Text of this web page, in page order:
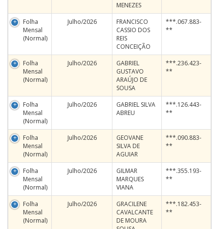
MENEZES
Folha
Mensal
(Normal)
Julho/2026
FRANCISCO
CASSIO DOS
REIS
CONCEIÇÃO
***.067.883-
**
Folha
Mensal
(Normal)
Julho/2026
GABRIEL
GUSTAVO
ARAÚJO DE
SOUSA
***.236.423-
**
Folha
Mensal
(Normal)
Julho/2026
GABRIEL SILVA
ABREU
***.126.443-
**
Folha
Mensal
(Normal)
Julho/2026
GEOVANE
SILVA DE
AGUIAR
***.090.883-
**
Folha
Mensal
(Normal)
Julho/2026
GILMAR
MARQUES
VIANA
***.355.193-
**
Folha
Mensal
(Normal)
Julho/2026
GRACILENE
CAVALCANTE
DE MOURA
***.182.453-
**